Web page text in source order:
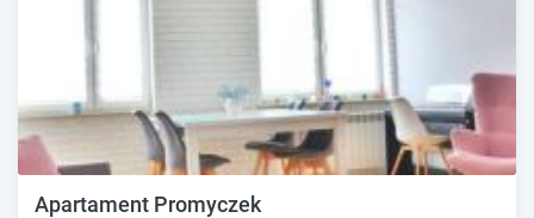
Apartament Promyczek